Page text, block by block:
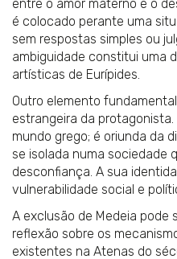
entre o amor materno e o
é colocado perante uma
sem respostas simples ou
ambiguidade constitui uma
artísticas de Eurípides.
Outro elemento
estrangeira da
mundo grego; é oriunda da
se isolada numa sociedade
desconfiança. A sua
vulnerabilidade social e
A exclusão de Medeia pode
reflexão sobre os
existentes na Atenas do